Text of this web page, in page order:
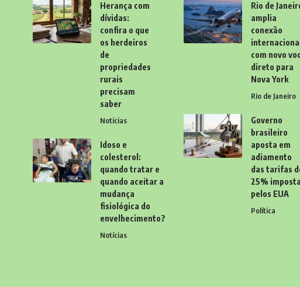
Herança com
dívidas:
confira o que
os herdeiros
de
propriedades
rurais
precisam
saber
Notícias
Idoso e
colesterol:
quando tratar e
quando aceitar a
mudança
fisiológica do
envelhecimento?
Notícias
Rio de
amplia
conexão
internacional
com novo
direto para
Nova York
Rio de Janeiro
Governo
brasileiro
aposta em
adiamento
das tarifas
25%
pelos EUA
Política